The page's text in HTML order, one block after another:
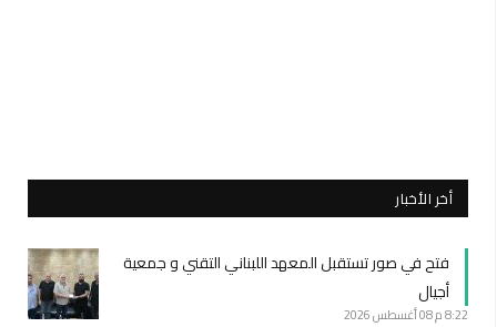
أخر الأخبار
فتح في صور تستقبل المعهد اللبناني التقني و جمعية
أجيال
8:22 م 08 أغسطس 2026